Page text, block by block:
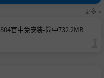
更多 »
官中免安装-简中732.2MB